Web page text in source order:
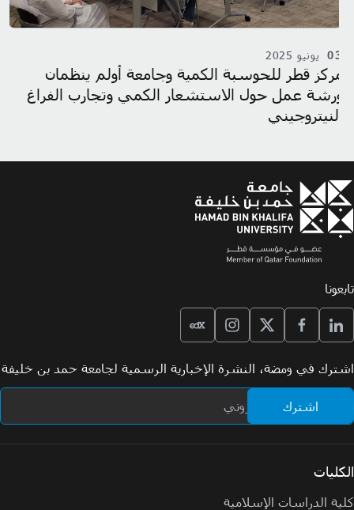
مركز قطر للحوسبة الكمية وجامعة أولم ينظمان
ورشة عمل حول الاستشعار الكمي وتجارب الفراغ
النيتروجيني
03 يونيو 2025
تابعونا
اشترك في ومضة، النشرة الإخبارية الرسمية لجامعة حمد بن خليفة
الكليات
كلية الدراسات الإسلامية